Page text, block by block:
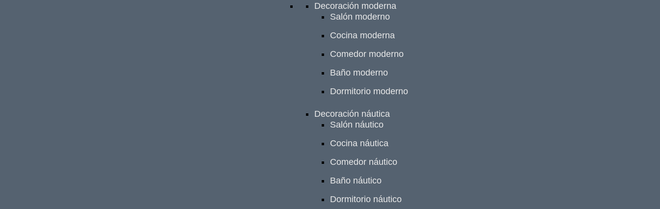
Decoración moderna
Salón moderno
Cocina moderna
Comedor moderno
Baño moderno
Dormitorio moderno
Decoración náutica
Salón náutico
Cocina náutica
Comedor náutico
Baño náutico
Dormitorio náutico